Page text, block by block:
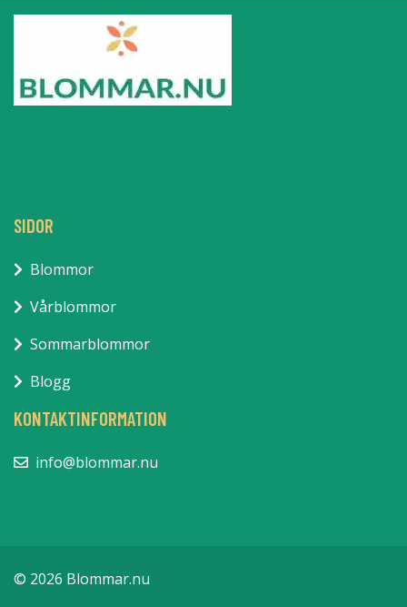
SIDOR
Blommor
Vårblommor
Sommarblommor
Blogg
KONTAKTINFORMATION
info@blommar.nu
© 2026 Blommar.nu